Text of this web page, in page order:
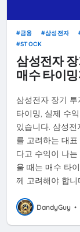
금융 삼성전자
STOCK
삼성전자
매수 타이
삼성전자 장기
타이밍, 실제 수
있습니다. 삼성
를 고려하는 대
다고 수익이 나
울 때는 매수 타
께 고려해야 합
DandyGuy •